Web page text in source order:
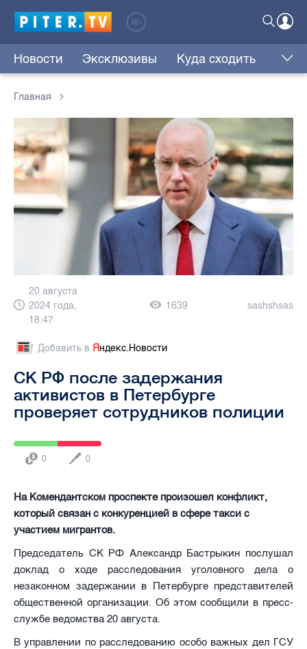
Новости Эксклюзивы Куда сходить
Главная
20 августа
2024 года,
18:47
1639 sashshsas
Добавить в Яндекс.Новости
СК РФ после задержания
активистов в Петербурге
проверяет сотрудников полиции
0 0
На Комендантском проспекте произошел конфликт,
который связан с конкуренцией в сфере такси с
участием мигрантов.
Председатель СК РФ Александр Бастрыкин послушал
доклад о ходе расследования уголовного дела о
незаконном задержании в Петербурге представителей
общественной организации. Об этом сообщили в пресс-
службе ведомства 20 августа.
В управлении по расследованию особо важных дел ГСУ